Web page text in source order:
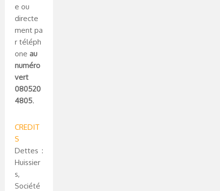
e ou
directe
ment pa
r téléph
one au
numéro
vert
080520
4805.
CREDIT
S
Dettes :
Huissier
s,
Société